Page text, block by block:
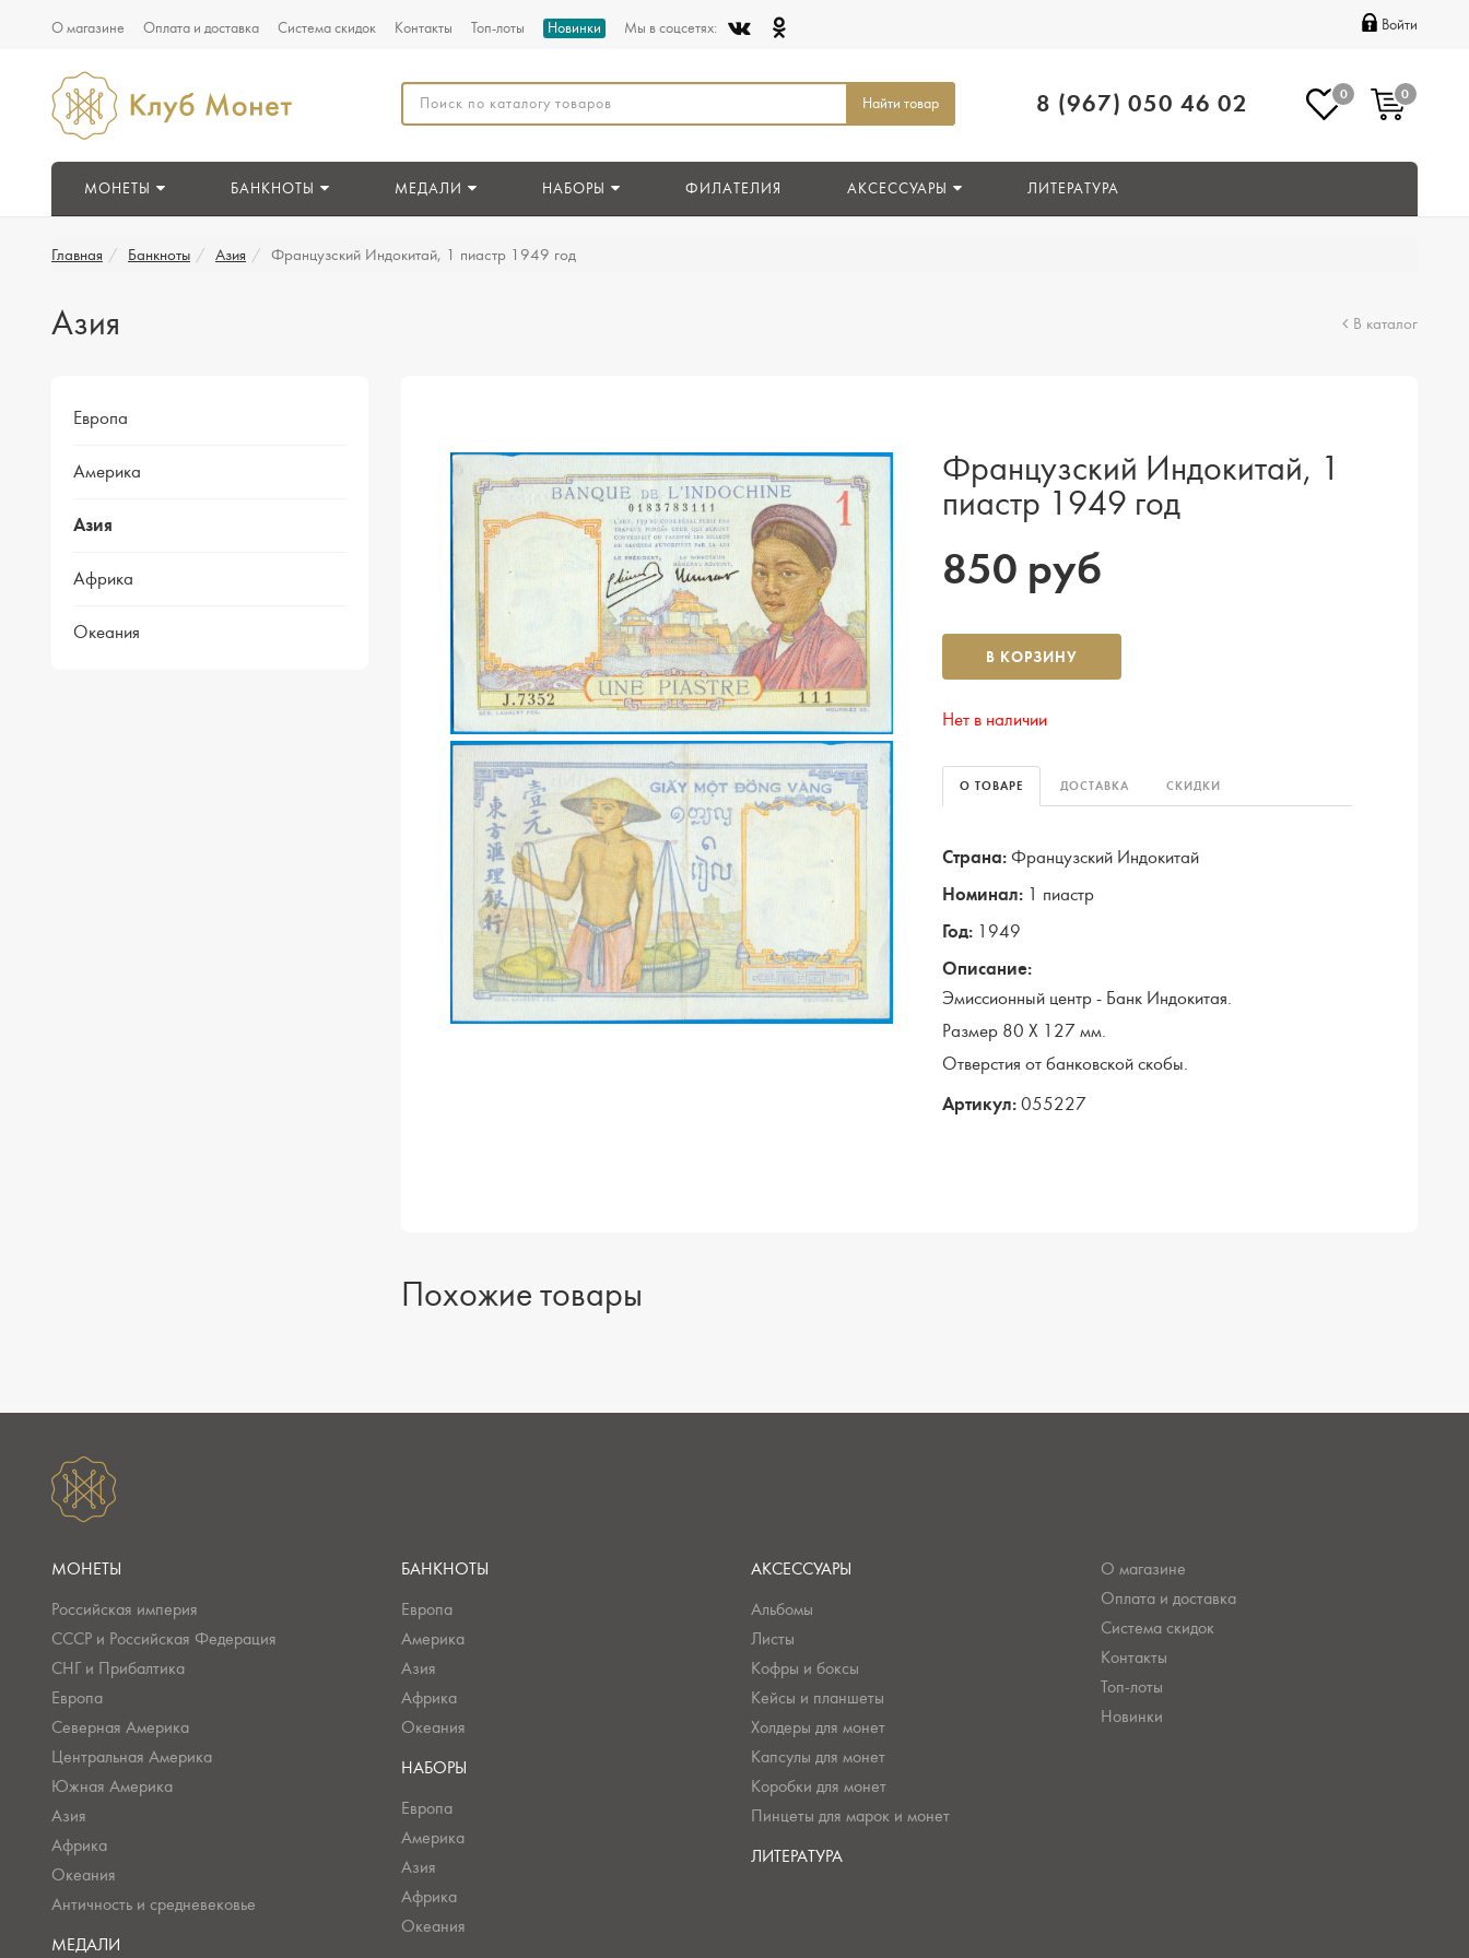
О магазине Оплата и доставка Система скидок Контакты Топ-лоты Новинки Мы в соцсетях: Войти
Найти товар 8 (967) 050 46 02 0 0
МОНЕТЫ БАНКНОТЫ МЕДАЛИ НАБОРЫ ФИЛАТЕЛИЯ АКСЕССУАРЫ ЛИТЕРАТУРА
Главная Банкноты Азия Французский Индокитай, 1 пиастр 1949 год
Азия В каталог
Европа
Америка
Азия
Африка
Океания
Французский Индокитай, 1
пиастр 1949 год
850 руб
В КОРЗИНУ
Нет в наличии
О ТОВАРЕ ДОСТАВКА СКИДКИ
Страна: Французский Индокитай
Номинал: 1 пиастр
Год: 1949
Описание:
Эмиссионный центр - Банк Индокитая.
Размер 80 Х 127 мм.
Отверстия от банковской скобы.
Артикул: 055227
Похожие товары
МОНЕТЫ
Российская империя
СССР и Российская Федерация
СНГ и Прибалтика
Европа
Северная Америка
Центральная Америка
Южная Америка
Азия
Африка
Океания
Античность и средневековье
МЕДАЛИ
БАНКНОТЫ
Европа
Америка
Азия
Африка
Океания
НАБОРЫ
Европа
Америка
Азия
Африка
Океания
АКСЕССУАРЫ
Альбомы
Листы
Кофры и боксы
Кейсы и планшеты
Холдеры для монет
Капсулы для монет
Коробки для монет
Пинцеты для марок и монет
ЛИТЕРАТУРА
О магазине
Оплата и доставка
Система скидок
Контакты
Топ-лоты
Новинки